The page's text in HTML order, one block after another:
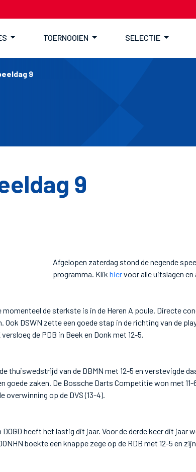
TOERNOOIEN SELECTIE
9
9
Afgelopen zaterdag stond de negende
programma. Klik hiervoor alle uitslagen
momenteel de sterkste is in de Heren A poule. Directe
Ook DSWN zette een goede stap in de richting van de
versloeg de PDB in Beek en Donk met 12-5.
thuiswedstrijd van de DBMN met 12-5 en verstevigde
goede zaken. De Bossche Darts Competitie won met
overwinning op de DVS (13-4).
heeft het lastig dit jaar. Voor de derde keer dit jaar
boekte een knappe zege op de RDB met 12-5 en